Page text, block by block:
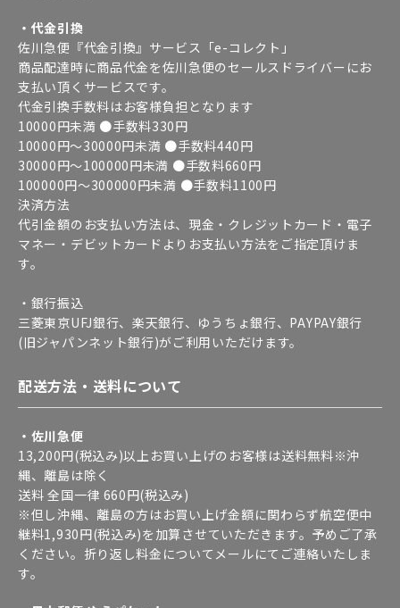
・代金引換
佐川急便『代金引換』サービス「e-コレクト」
商品配達時に商品代金を佐川急便のセールスドライバーにお
支払い頂くサービスです。
代金引換手数料はお客様負担となります
10000円未満 ●手数料330円
10000円～30000円未満 ●手数料440円
30000円～100000円未満 ●手数料660円
100000円～300000円未満 ●手数料1100円
決済方法
代引金額のお支払い方法は、現金・クレジットカード・電子
マネー・デビットカードよりお支払い方法をご指定頂けま
す。
・銀行振込
三菱東京UFJ銀行、楽天銀行、ゆうちょ銀行、PAYPAY銀行
(旧ジャパンネット銀行)がご利用いただけます。
配送方法・送料について
・佐川急便
13,200円(税込み)以上お買い上げのお客様は送料無料※沖
縄、離島は除く
送料 全国一律 660円(税込み)
※但し沖縄、離島の方はお買い上げ金額に関わらず航空便中
継料1,930円(税込み)を加算させていただきます。予めご了承
ください。折り返し料金についてメールにてご連絡いたしま
す。